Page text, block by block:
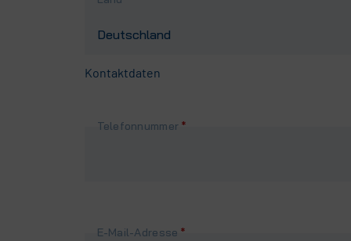
Kontaktdaten
Pflichtfeld
Telefonnummer *
Pflichtfeld
E-Mail-Adresse *